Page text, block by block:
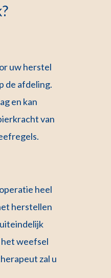
uw herstel
de afdeling.
en kan
van
heel
herstellen
weefsel
zal u